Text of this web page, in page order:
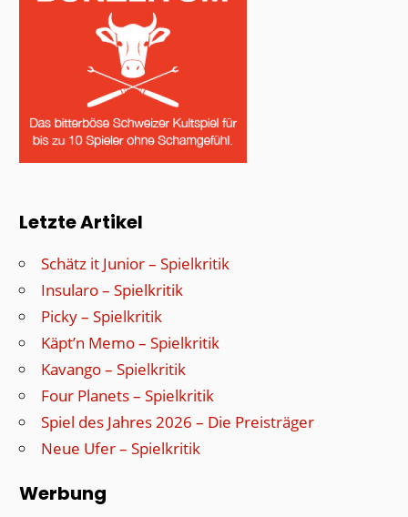
Letzte Artikel
Schätz it Junior – Spielkritik
Insularo – Spielkritik
Picky – Spielkritik
Käpt’n Memo – Spielkritik
Kavango – Spielkritik
Four Planets – Spielkritik
Spiel des Jahres 2026 – Die Preisträger
Neue Ufer – Spielkritik
Werbung